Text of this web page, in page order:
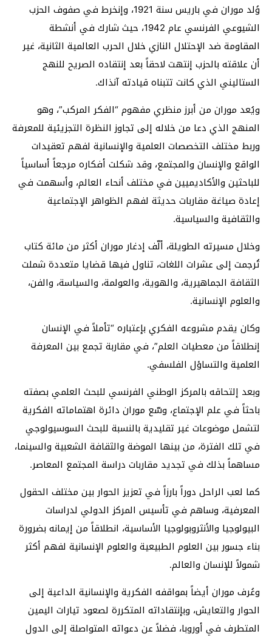
وُلد موران في باريس سنة 1921، وإنخرط في صفوف الحزب
الشيوعي الفرنسي عام 1942، حيث شارك في أنشطة
المقاومة ضد الإحتلال النازي خلال الحرب العالمية الثانية، غير
أن علاقته بالحزب إنتهت لاحقاً بعد إنتقاده الصريح للنهج
الستاليني الذي كانت تتبناه قيادته آنذاك.
ويُعد موران من أبرز منظري مفهوم “الفكر المركب”، وهو
المنهج الذي دعا من خلاله إلى تجاوز النظرة التجزيئية للمعرفة
وربط مختلف التخصصات العلمية والإنسانية لفهم تعقيدات
الواقع والإنسان والمجتمع، وقد شكلت أفكاره مرجعاً أساسياً
للباحثين والأكاديميين في مختلف أنحاء العالم، وأسهمت في
إعادة صياغة مقاربات حديثة لفهم الظواهر الإجتماعية
والثقافية والسياسية.
وخلال مسيرته الطويلة، ألّف إدغار موران أكثر من مائة كتاب
تُرجمت إلى عشرات اللغات، تناول فيها قضايا متعددة شملت
الثقافة الجماهيرية، والهوية، والعولمة، والسياسة، والفن،
والعلوم الإنسانية.
وكان يقدم مشروعه الفكري بإعتباره “تأملاً في الإنسان
إنطلاقاً من معطيات العلم”، في مقاربة تجمع بين المعرفة
العلمية والتساؤل الفلسفي.
وبعد إلتحاقه بالمركز الوطني الفرنسي للبحث العلمي بصفته
باحثاً في علم الإجتماع، وسّع موران دائرة اهتماماته الفكرية
لتشمل موضوعات غير تقليدية بالنسبة للبحث السوسيولوجي
في تلك الفترة، من بينها الموضة والثقافة الشعبية والسينما،
مساهماً بذلك في تجديد مقاربات دراسة المجتمع المعاصر.
كما لعب الراحل دوراً بارزاً في تعزيز الحوار بين مختلف الحقول
المعرفية، وساهم في تأسيس المركز الدولي لدراسات
البيولوجيا والأنثروبولوجيا الأساسية، انطلاقاً من إيمانه بضرورة
بناء جسور بين العلوم الطبيعية والعلوم الإنسانية لفهم أكثر
شمولاً للإنسان والعالم.
وعُرف موران أيضاً بمواقفه الفكرية والإنسانية الداعية إلى
الحوار والتعايش، وبإنتقاداته المتكررة لصعود تيارات اليمين
المتطرف في أوروبا، فضلاً عن دعواته المتواصلة إلى الدول